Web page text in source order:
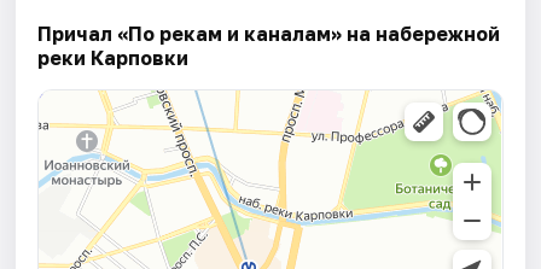
Причал «По рекам и каналам» на набережной
реки Карповки